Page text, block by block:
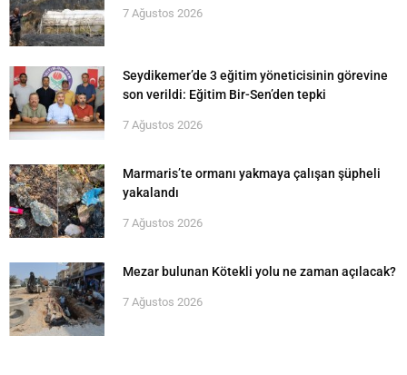
7 Ağustos 2026
Seydikemer’de 3 eğitim yöneticisinin görevine
son verildi: Eğitim Bir-Sen’den tepki
7 Ağustos 2026
Marmaris’te ormanı yakmaya çalışan şüpheli
yakalandı
7 Ağustos 2026
Mezar bulunan Kötekli yolu ne zaman açılacak?
7 Ağustos 2026